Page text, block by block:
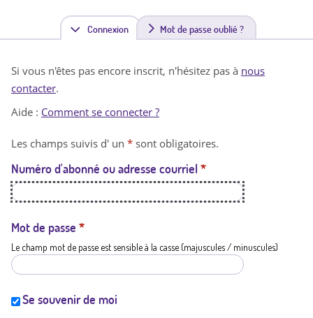
Connexion(
n
t
a
t
i
Mot de passe oublié ?
Si vous n'êtes pas encore inscrit, n'hésitez pas à nous
contacter.
Aide : Comment se connecter ?
Les champs suivis d' un * sont obligatoires.
Numéro d'abonné ou adresse courriel *
Mot de passe *
Le champ mot de passe est sensible à la casse (majuscules / minuscules)
Se souvenir de moi